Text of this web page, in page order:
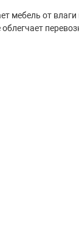
мебель от влаги